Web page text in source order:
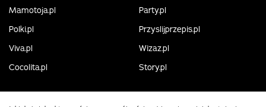
Mamotoja.pl
Party.pl
Polki.pl
Przyslijprzepis.pl
Viva.pl
Wizaz.pl
Cocolita.pl
Story.pl